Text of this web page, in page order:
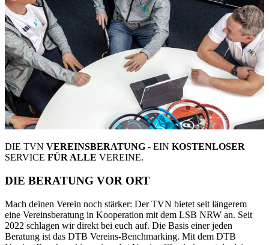
DIE TVN VEREINSBERATUNG - EIN KOSTENLOSER
SERVICE FÜR ALLE VEREINE.
DIE BERATUNG VOR ORT
Mach deinen Verein noch stärker: Der TVN bietet seit längerem
eine Vereinsberatung in Kooperation mit dem LSB NRW an. Seit
2022 schlagen wir direkt bei euch auf. Die Basis einer jeden
Beratung ist das DTB Vereins-Benchmarking. Mit dem DTB